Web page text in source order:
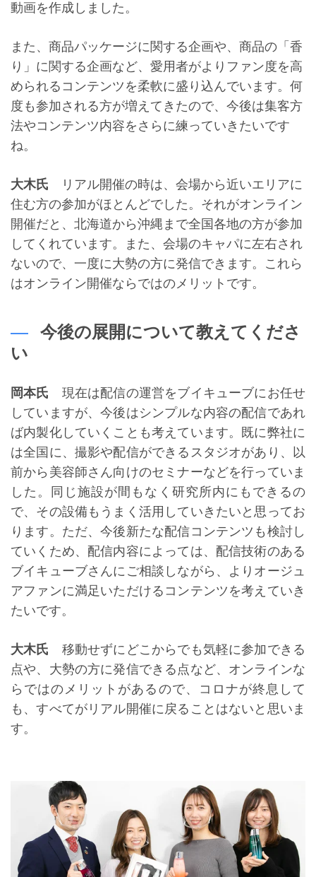
動画を作成しました。
また、商品パッケージに関する企画や、商品の「香
り」に関する企画など、愛用者がよりファン度を高
められるコンテンツを柔軟に盛り込んでいます。何
度も参加される方が増えてきたので、今後は集客方
法やコンテンツ内容をさらに練っていきたいです
ね。
大木氏 リアル開催の時は、会場から近いエリアに
住む方の参加がほとんどでした。それがオンライン
開催だと、北海道から沖縄まで全国各地の方が参加
してくれています。また、会場のキャパに左右され
ないので、一度に大勢の方に発信できます。これら
はオンライン開催ならではのメリットです。
今後の展開について教えてくださ
い
岡本氏 現在は配信の運営をブイキューブにお任せ
していますが、今後はシンプルな内容の配信であれ
ば内製化していくことも考えています。既に弊社に
は全国に、撮影や配信ができるスタジオがあり、以
前から美容師さん向けのセミナーなどを行っていま
した。同じ施設が間もなく研究所内にもできるの
で、その設備もうまく活用していきたいと思ってお
ります。ただ、今後新たな配信コンテンツも検討し
ていくため、配信内容によっては、配信技術のある
ブイキューブさんにご相談しながら、よりオージュ
アファンに満足いただけるコンテンツを考えていき
たいです。
大木氏 移動せずにどこからでも気軽に参加できる
点や、大勢の方に発信できる点など、オンラインな
らではのメリットがあるので、コロナが終息して
も、すべてがリアル開催に戻ることはないと思いま
す。